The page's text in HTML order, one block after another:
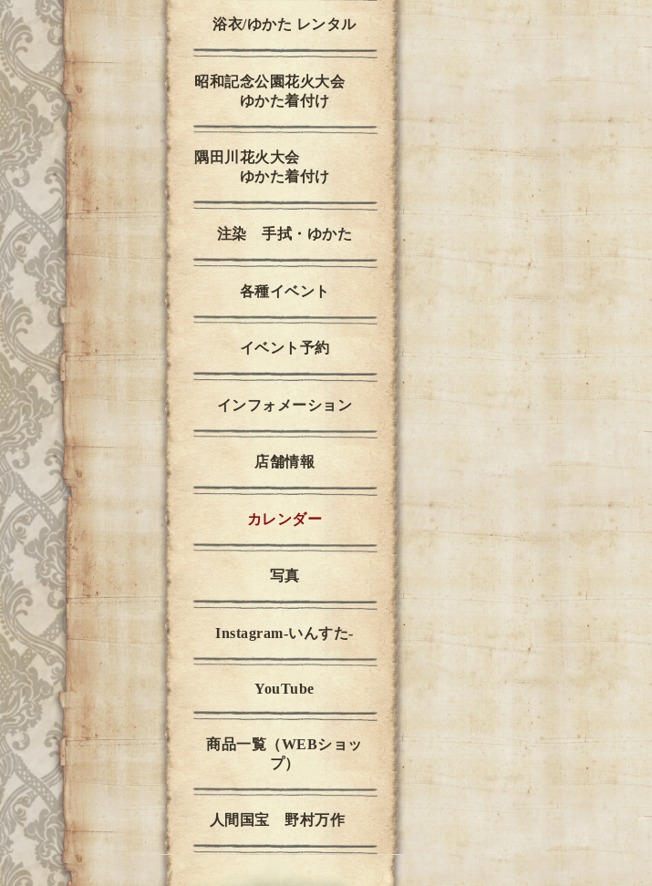
浴衣/ゆかた レンタル
昭和記念公園花火大会
ゆかた着付け
隅田川花火大会
ゆかた着付け
注染 手拭・ゆかた
各種イベント
イベント予約
インフォメーション
店舗情報
カレンダー
写真
Instagram-いんすた-
YouTube
商品一覧（WEBショッ
プ）
人間国宝 野村万作